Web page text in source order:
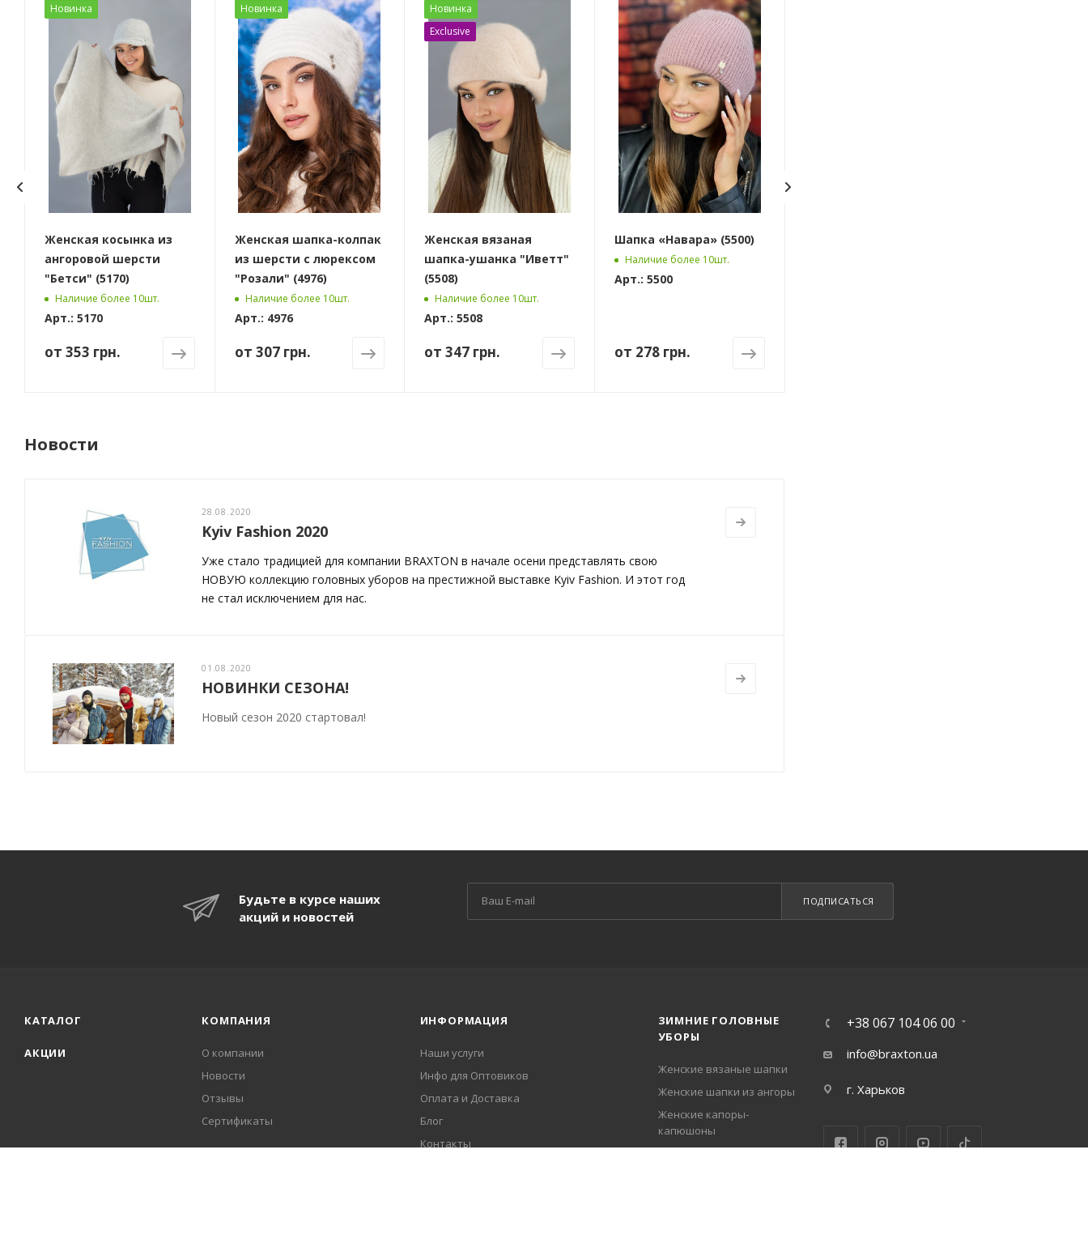
Новинка
Женская косынка из
ангоровой шерсти
"Бетси" (5170)
Наличие более 10шт.
Арт.: 5170
от 353 грн.
Новинка
Женская шапка-колпак
из шерсти с люрексом
"Розали" (4976)
Наличие более 10шт.
Арт.: 4976
от 307 грн.
Новинка
Exclusive
Женская вязаная
шапка-ушанка "Иветт"
(5508)
Наличие более 10шт.
Арт.: 5508
от347 грн.
Шапка «Навара» (5500)
Наличие более 10шт.
Арт.: 5500
от 278 грн.
Новости
28.08.2020
Kyiv Fashion 2020
Уже стало традицией для компании BRAXTON в начале осени представлять свою
НОВУЮ коллекцию головных уборов на престижной выставке Kyiv Fashion. И этот год
не стал исключением для нас.
01.08.2020
НОВИНКИ СЕЗОНА!
Новый сезон 2020 стартовал!
Будьте в курсе наших
акций и новостей
ПОДПИСАТЬСЯ
КАТАЛОГ
АКЦИИ
КОМПАНИЯ
О компании
Новости
Отзывы
Сертификаты
ИНФОРМАЦИЯ
Наши услуги
Инфо для Оптовиков
Оплата и Доставка
Блог
Контакты
ЗИМНИЕ ГОЛОВНЫЕ
УБОРЫ
Женские вязаные шапки
Женские шапки из ангоры
Женские капоры-
капюшоны
+38 067 104 06 00
info@braxton.ua
г. Харьков